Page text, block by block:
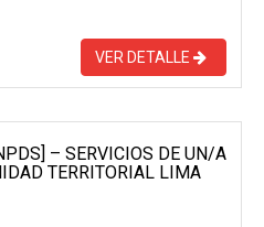
VER DETALLE
– SERVICIOS DE UN/A
TERRITORIAL LIMA